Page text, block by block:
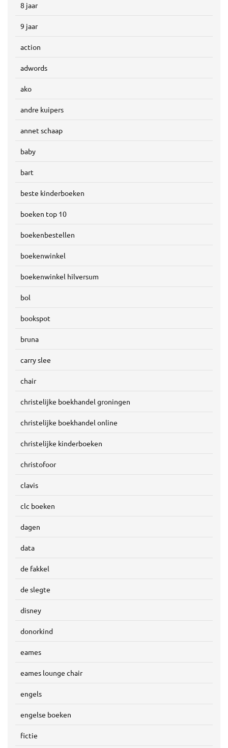
8 jaar
9 jaar
action
adwords
ako
andre kuipers
annet schaap
baby
bart
beste kinderboeken
boeken top 10
boekenbestellen
boekenwinkel
boekenwinkel hilversum
bol
bookspot
bruna
carry slee
chair
christelijke boekhandel groningen
christelijke boekhandel online
christelijke kinderboeken
christofoor
clavis
clc boeken
dagen
data
de fakkel
de slegte
disney
donorkind
eames
eames lounge chair
engels
engelse boeken
fictie